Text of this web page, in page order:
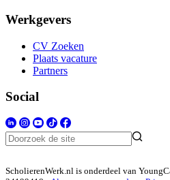
Werkgevers
CV Zoeken
Plaats vacature
Partners
Social
ScholierenWerk.nl is onderdeel van